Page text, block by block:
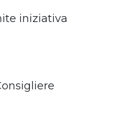
iniziativa